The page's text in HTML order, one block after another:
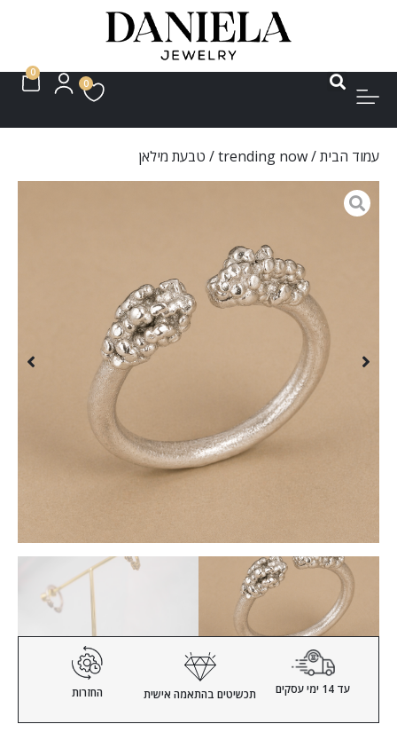
0
0
עמוד הבית/
trending now/ טבעת מילאן
עד 14 ימי עסקים תכשיטים בהתאמה אישית החזרות